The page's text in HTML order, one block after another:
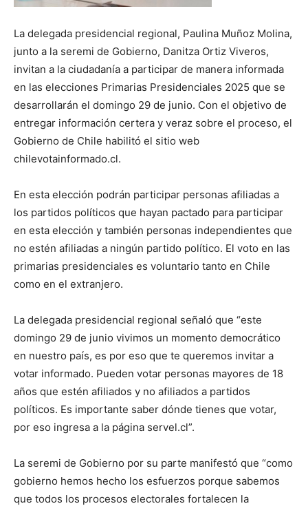
La delegada presidencial regional, Paulina Muñoz Molina,
junto a la seremi de Gobierno, Danitza Ortiz Viveros,
invitan a la ciudadanía a participar de manera informada
en las elecciones Primarias Presidenciales 2025 que se
desarrollarán el domingo 29 de junio. Con el objetivo de
entregar información certera y veraz sobre el proceso, el
Gobierno de Chile habilitó el sitio web
chilevotainformado.cl.
En esta elección podrán participar personas afiliadas a
los partidos políticos que hayan pactado para participar
en esta elección y también personas independientes que
no estén afiliadas a ningún partido político. El voto en las
primarias presidenciales es voluntario tanto en Chile
como en el extranjero.
La delegada presidencial regional señaló que “este
domingo 29 de junio vivimos un momento democrático
en nuestro país, es por eso que te queremos invitar a
votar informado. Pueden votar personas mayores de 18
años que estén afiliados y no afiliados a partidos
políticos. Es importante saber dónde tienes que votar,
por eso ingresa a la página servel.cl”.
La seremi de Gobierno por su parte manifestó que “como
gobierno hemos hecho los esfuerzos porque sabemos
que todos los procesos electorales fortalecen la